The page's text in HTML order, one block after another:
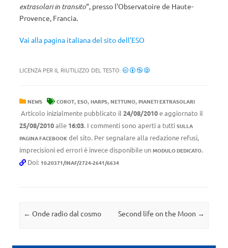
extrasolari in transito“, presso l’Observatoire de Haute-
Provence, Francia.
Vai alla pagina italiana del sito dell’ESO
LICENZA PER IL RIUTILIZZO DEL TESTO:
NEWS COROT, ESO, HARPS, NETTUNO, PIANETI EXTRASOLARI
Articolo inizialmente pubblicato il 24/08/2010e aggiornato il
25/08/2010alle 16:03. I commenti sono aperti a tutti SULLA
PAGINA FACEBOOK del sito. Per segnalare alla redazione refusi,
imprecisioni ed errori è invece disponibile un MODULO DEDICATO.
Doi: 10.20371/INAF/2724-2641/6634
Navigazione articolo
← Onde radio dal cosmo Second life on the Moon →